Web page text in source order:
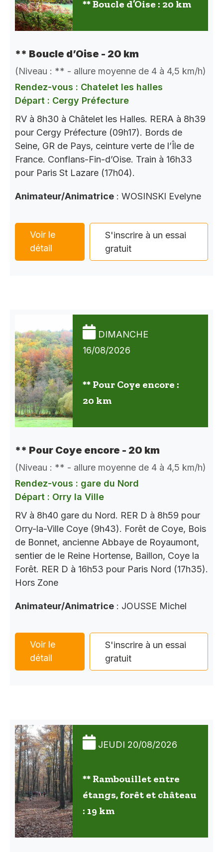
** Boucle d’Oise : 20 km
** Boucle d’Oise - 20 km
(Niveau : ** - allure moyenne de 4 à 4,5 km/h)
Rendez-vous : Chatelet les halles
Départ : Cergy Préfecture
RV à 8h30 à Châtelet les Halles. RERA à 8h39
pour Cergy Préfecture (09h17). Bords de
Seine, GR de Pays, ceinture verte de l’Île de
France. Conflans-Fin-d’Oise. Train à 16h33
pour Paris St Lazare (17h04).
Animateur/Animatrice : WOSINSKI Evelyne
Voir le
détail
S'inscrire à un essai
gratuit
DIMANCHE
16/08/2026
** Pour Coye encore :
20 km
** Pour Coye encore - 20 km
(Niveau : ** - allure moyenne de 4 à 4,5 km/h)
Rendez-vous : gare du Nord
Départ : Orry la Ville
RV à 8h40 gare du Nord. RER D à 8h59 pour
Orry-la-Ville Coye (9h43). Forêt de Coye, Bois
de Bonnet, ancienne Abbaye de Royaumont,
sentier de le Reine Hortense, Baillon, Coye la
Forêt. RER D à 16h53 pour Paris Nord (17h35).
Hors Zone
Animateur/Animatrice : JOUSSE Michel
Voir le
détail
S'inscrire à un essai
gratuit
JEUDI 20/08/2026
** Rambouillet entre
étangs, forêt et château
: 19 km